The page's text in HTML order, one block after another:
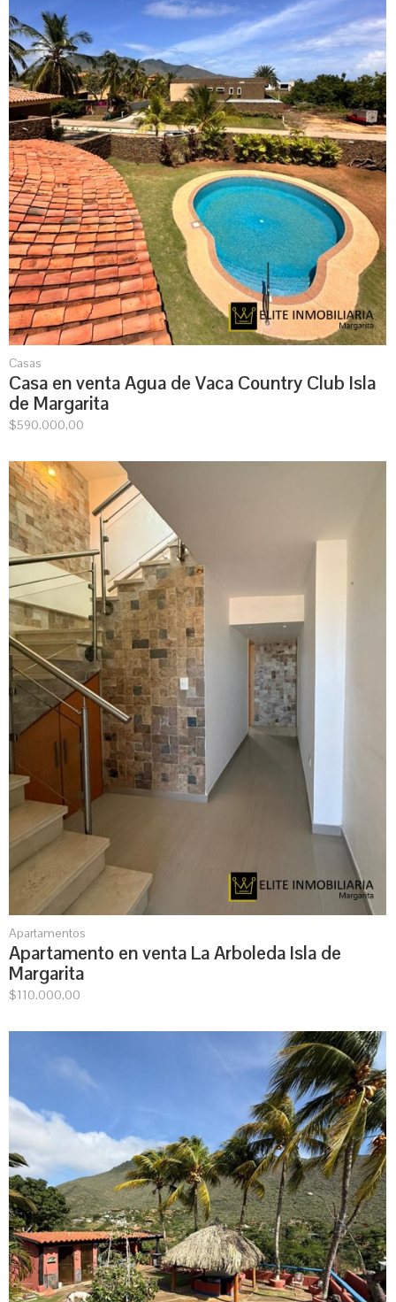
Casas
Casa en venta Agua de Vaca Country Club Isla
de Margarita
$590.000,00
Apartamentos
Apartamento en venta La Arboleda Isla de
Margarita
$110.000,00